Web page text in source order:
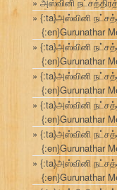
{:ta}அஸ்வினி
{:en}Gurunathar
{:ta}அஸ்வினி
{:en}Gurunathar
{:ta}அஸ்வினி
{:en}Gurunathar
{:ta}அஸ்வினி
{:en}Gurunathar
{:ta}அஸ்வினி
{:en}Gurunathar
{:ta}அஸ்வினி
{:en}Gurunathar